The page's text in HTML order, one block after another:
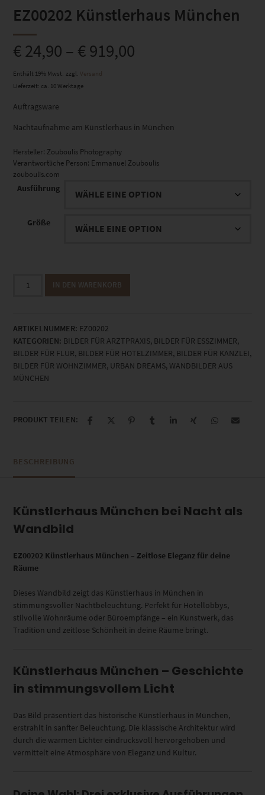
EZ00202 Künstlerhaus München
€24,90 – €919,00
Enthält 19% Mwst. zzgl. Versand
Lieferzeit: ca. 10 Werktage
Auftragsware
Nachtaufnahme am Künstlerhaus in München
Hersteller: Zouboulis Photography
Verantwortliche Person: Emmanuel Zouboulis
zouboulis.com
Ausführung
Größe
Künstlerhaus
IN DEN WARENKORB
ARTIKELNUMMER: EZ00202
KATEGORIEN: BILDER FÜR ARZTPRAXIS, BILDER FÜR ESSZIMMER,
BILDER FÜR FLUR, BILDER FÜR HOTELZIMMER, BILDER FÜR KANZLEI,
BILDER FÜR WOHNZIMMER, URBAN DREAMS, WANDBILDER AUS
MÜNCHEN
PRODUKT TEILEN:
BESCHREIBUNG
Künstlerhaus München bei Nacht als
Wandbild
EZ00202 Künstlerhaus München – Zeitlose Eleganz für deine
Räume
Dieses Wandbild zeigt das Künstlerhaus in München in
stimmungsvoller Nachtbeleuchtung. Perfekt für Hotellobbys,
stilvolle Wohnräume oder Büroempfänge – ein Kunstwerk, das
Tradition und zeitlose Schönheit in deine Räume bringt.
Künstlerhaus München – Geschichte
in stimmungsvollem Licht
Das Bild präsentiert das historische Künstlerhaus in München,
erstrahlt in sanfter Beleuchtung. Die klassische Architektur wird
durch die warmen Lichter eindrucksvoll hervorgehoben und
vermittelt eine Atmosphäre von Eleganz und Kultur.